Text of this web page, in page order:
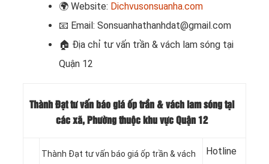
🌍 Website: Dichvusonsuanha.com
📧 Email: Sonsuanhathanhdat@gmail.com
🏠 Địa chỉ tư vấn trần & vách lam sóng tại
Quận 12
Thành Đạt tư vấn báo giá ốp trần & vách lam sóng tại
các xã, Phường thuộc khu vực Quận 12
Thành Đạt tư vấn báo giá ốp trần & vách
Hotline